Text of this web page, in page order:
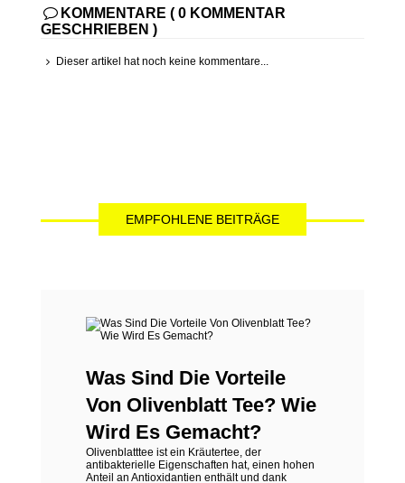
KOMMENTARE ( 0 KOMMENTAR
GESCHRIEBEN )
Dieser artikel hat noch keine kommentare...
EMPFOHLENE BEITRÄGE
Was Sind Die Vorteile
Von Olivenblatt Tee? Wie
Wird Es Gemacht?
Olivenblatttee ist ein Kräutertee, der
antibakterielle Eigenschaften hat, einen hohen
Anteil an Antioxidantien enthält und dank